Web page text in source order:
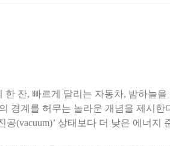
잔, 빠르게 달리는 자동차, 밤하늘
계를 허무는 놀라운 개념을 제시한
공(vacuum)’ 상태보다 더 낮은 에너